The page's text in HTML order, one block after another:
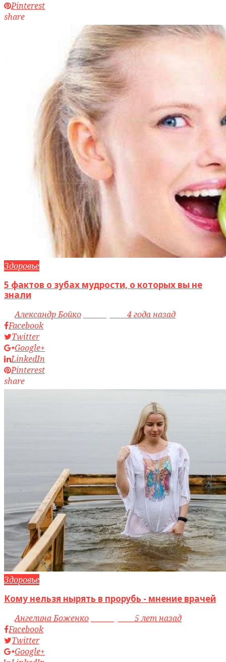
Pinterest
share
Здоровье
5 фактов о зубах мудрости, о которых вы не
знали
byАлександр Бойко
4 года назад
Facebook
Twitter
Google+
LinkedIn
Pinterest
share
Здоровье
Кому нельзя нырять в прорубь - мнение врачей
byАнгелина Боженко
5 лет назад
Facebook
Twitter
Google+